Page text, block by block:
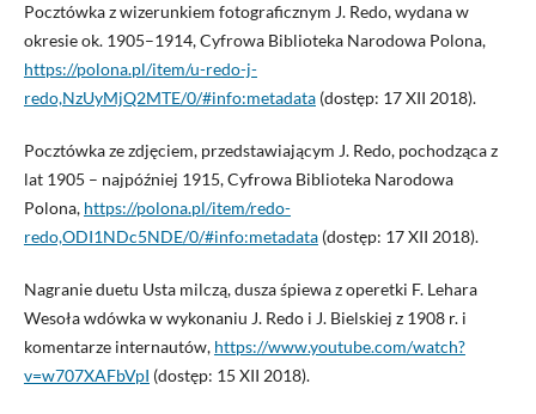
Pocztówka z wizerunkiem fotograficznym J. Redo, wydana w
okresie ok. 1905–1914, Cyfrowa Biblioteka Narodowa Polona,
https://polona.pl/item/u-redo-j-
redo,NzUyMjQ2MTE/0/#info:metadata(dostęp: 17 XII 2018).
Pocztówka ze zdjęciem, przedstawiającym J. Redo, pochodząca z
lat 1905 – najpóźniej 1915, Cyfrowa Biblioteka Narodowa
Polona, https://polona.pl/item/redo-
redo,ODI1NDc5NDE/0/#info:metadata(dostęp: 17 XII 2018).
Nagranie duetu Usta milczą, dusza śpiewa z operetki F. Lehara
Wesoła wdówka w wykonaniu J. Redo i J. Bielskiej z 1908 r. i
komentarze internautów, https://www.youtube.com/watch?
v=w707XAFbVpI (dostęp: 15 XII 2018).